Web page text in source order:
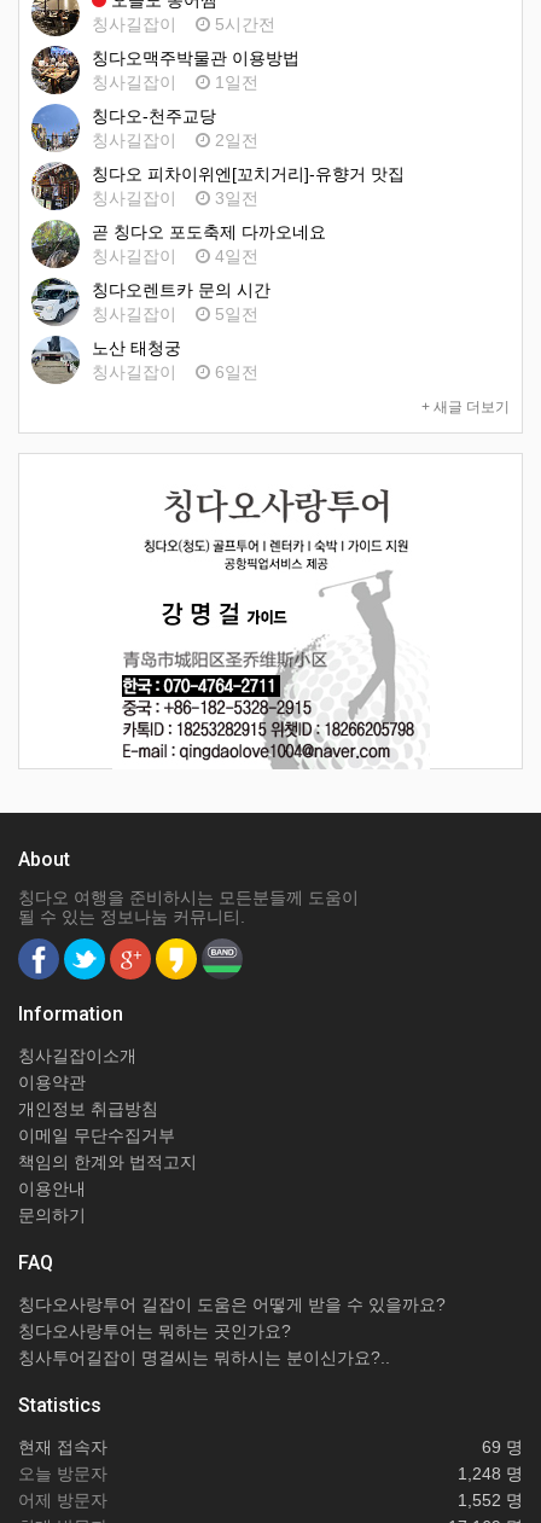
칭사길잡이
5시간전
칭다오맥주박물관 이용방법
칭사길잡이
1일전
칭다오-천주교당
칭사길잡이
2일전
칭다오 피차이위엔[꼬치거리]-유향거 맛집
칭사길잡이
3일전
곧 칭다오 포도축제 다까오네요
칭사길잡이
4일전
칭다오렌트카 문의 시간
칭사길잡이
5일전
노산 태청궁
칭사길잡이
6일전
+ 새글 더보기
About
칭다오 여행을 준비하시는 모든분들께 도움이
될 수 있는 정보나눔 커뮤니티.
Information
칭사길잡이소개
이용약관
개인정보 취급방침
이메일 무단수집거부
책임의 한계와 법적고지
이용안내
문의하기
FAQ
칭다오사랑투어 길잡이 도움은 어떻게 받을 수 있을까요?
칭다오사랑투어는 뭐하는 곳인가요?
칭사투어길잡이 명걸씨는 뭐하시는 분이신가요?..
Statistics
현재 접속자
69 명
오늘 방문자
1,248 명
어제 방문자
1,552 명